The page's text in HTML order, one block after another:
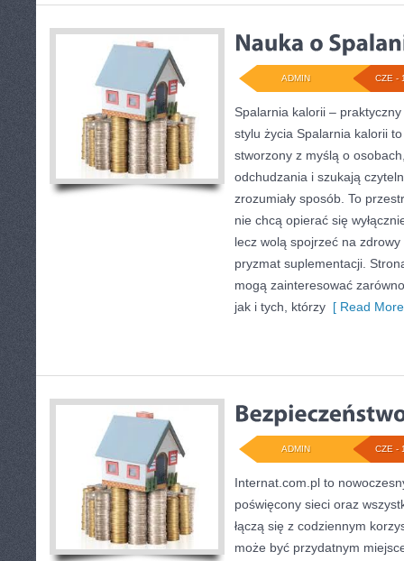
CZE -
ADMIN
Spalarnia kalorii –
stylu życia Spalarnia kalorii
stworzony z myślą o
odchudzania i szukają
zrozumiały sposób. To
nie chcą opierać się
lecz wolą spojrzeć na
pryzmat suplementacji.
mogą zainteresować
jak i tych, którzy [ Read
CZE -
ADMIN
Internat.com.pl to
poświęcony sieci oraz
łączą się z codziennym
może być przydatnym